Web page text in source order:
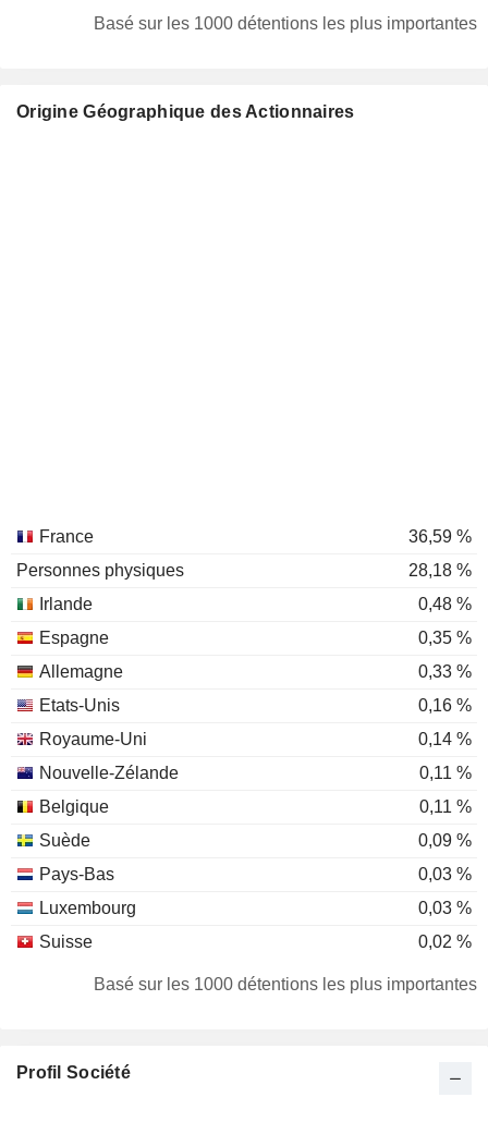
Basé sur les 1000 détentions les plus importantes
Origine Géographique des Actionnaires
France
36,59 %
Personnes physiques
28,18 %
Irlande
0,48 %
Espagne
0,35 %
Allemagne
0,33 %
Etats-Unis
0,16 %
Royaume-Uni
0,14 %
Nouvelle-Zélande
0,11 %
Belgique
0,11 %
Suède
0,09 %
Pays-Bas
0,03 %
Luxembourg
0,03 %
Suisse
0,02 %
Canada
0,02 %
Danemark
0,01 %
Basé sur les 1000 détentions les plus importantes
Profil Société